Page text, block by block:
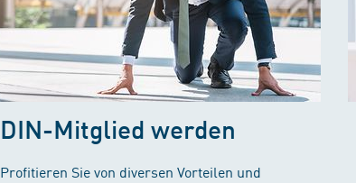
DIN-Mitglied werden
Profitieren Sie von diversen Vorteilen und